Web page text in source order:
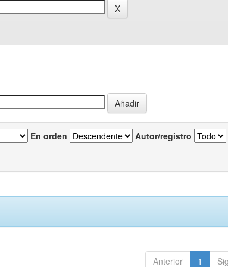
En orden Autor/registro
Anterior 1